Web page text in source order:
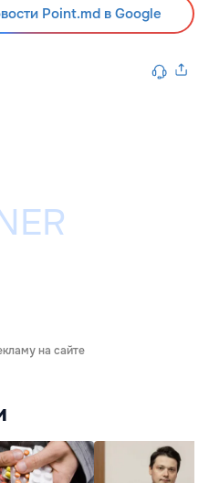
Point.md в Google
на сайте